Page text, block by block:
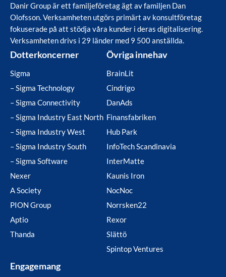
Danir Group är ett familjeföretag ägt av familjen Dan
Olofsson. Verksamheten utgörs primärt av konsultföretag
fokuserade på att stödja våra kunder i deras digitalisering.
Verksamheten drivs i 29 länder med 9 500 anställda.
Dotterkoncerner
Sigma
– Sigma Technology
– Sigma Connectivity
– Sigma Industry East North
– Sigma Industry West
– Sigma Industry South
– Sigma Software
Nexer
A Society
PION Group
Aptio
Thanda
Övriga innehav
BrainLit
Cindrigo
DanAds
Finansfabriken
Hub Park
InfoTech Scandinavia
InterMatte
Kaunis Iron
NocNoc
Norrsken22
Rexor
Slättö
Spintop Ventures
Engagemang